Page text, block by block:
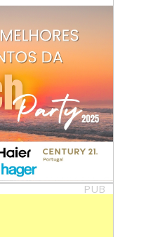
PUB